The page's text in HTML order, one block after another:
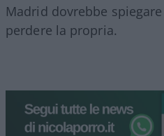
Madrid dovrebbe
perdere la propria.